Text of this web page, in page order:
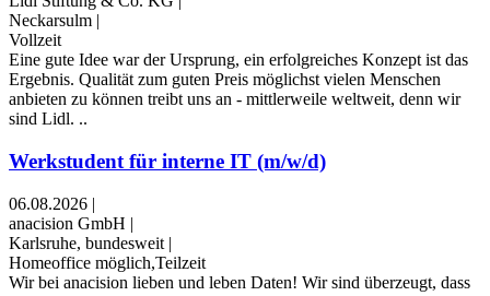
Neckarsulm |
Vollzeit
Eine gute Idee war der Ursprung, ein erfolgreiches Konzept ist das
Ergebnis. Qualität zum guten Preis möglichst vielen Menschen
anbieten zu können treibt uns an - mittlerweile weltweit, denn wir
sind Lidl. ..
Werkstudent für interne IT (m/w/d)
06.08.2026 |
anacision GmbH |
Karlsruhe, bundesweit |
Homeoffice möglich,Teilzeit
Wir bei anacision lieben und leben Daten! Wir sind überzeugt, dass